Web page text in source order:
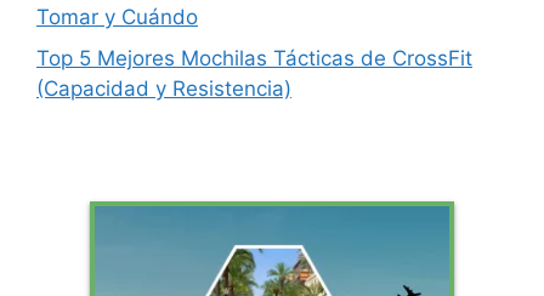
Tomar y Cuándo
Top 5 Mejores Mochilas Tácticas de CrossFit
(Capacidad y Resistencia)